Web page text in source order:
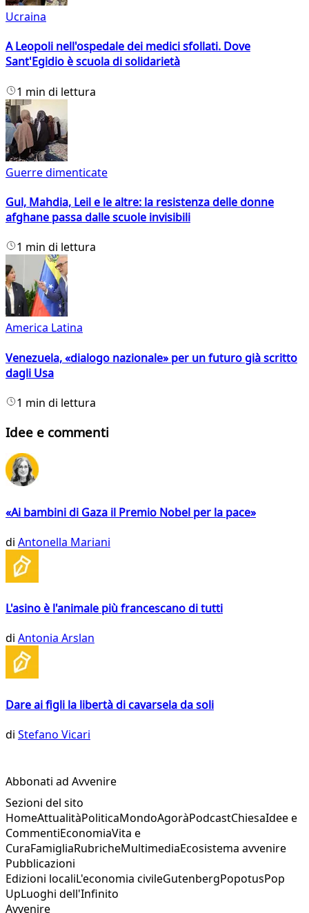
Ucraina
A Leopoli nell'ospedale dei medici sfollati. Dove
Sant'Egidio è scuola di solidarietà
1 min di lettura
Guerre dimenticate
Gul, Mahdia, Leil e le altre: la resistenza delle donne
afghane passa dalle scuole invisibili
1 min di lettura
America Latina
Venezuela, «dialogo nazionale» per un futuro già scritto
dagli Usa
1 min di lettura
Idee e commenti
«Ai bambini di Gaza il Premio Nobel per la pace»
di Antonella Mariani
L'asino è l'animale più francescano di tutti
di Antonia Arslan
Dare ai figli la libertà di cavarsela da soli
di Stefano Vicari
Abbonati ad Avvenire
Sezioni del sito
HomeAttualitàPoliticaMondoAgoràPodcastChiesaIdee e
CommentiEconomiaVita e
CuraFamigliaRubricheMultimediaEcosistema avvenire
Pubblicazioni
Edizioni localiL'economia civileGutenbergPopotusPop
UpLuoghi dell'Infinito
Avvenire